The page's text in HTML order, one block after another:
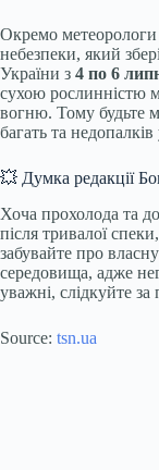
Окремо метеорологи
небезпеки, який
України з 4 по 6
сухою рослинністю
вогню. Тому будьте
багать та
💥 Думка редакції
Хоча прохолода та
після тривалої
забувайте про
середовища, адже
уважні, слідкуйте
Source: tsn.ua